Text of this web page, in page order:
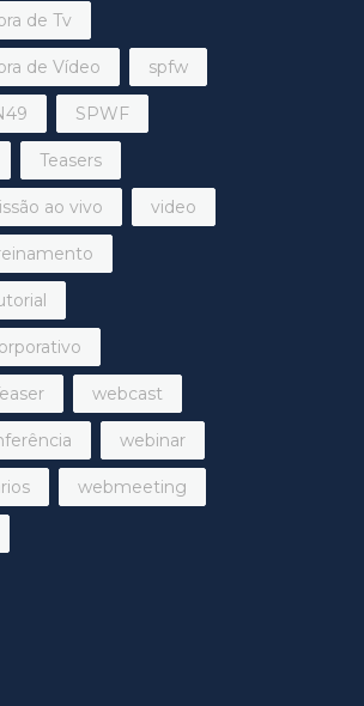
de Tv
de Vídeo spfw
SPWF
Teasers
ao vivo video
webcast
webinar
webmeeting